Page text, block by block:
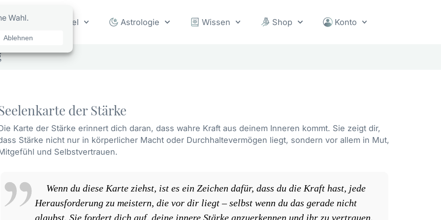
Orakel Astrologie Wissen Shop Konto
der Stärke
Karte der Stärke erinnert dich daran, dass wahre Kraft aus deinem Inneren kommt. Sie zeigt dir,
Stärke nicht nur in körperlicher Macht oder Durchhaltevermögen liegt, sondern vor allem in Mut,
und Selbstvertrauen.
Wenn du diese Karte ziehst, ist es ein Zeichen dafür, dass du die Kraft hast, jede
Herausforderung zu meistern, die vor dir liegt – selbst wenn du das gerade nicht
glaubst. Sie fordert dich auf, deine innere Stärke anzuerkennen und ihr zu vertrauen.